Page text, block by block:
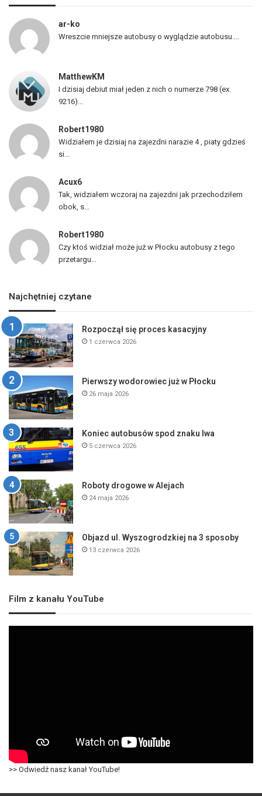
a
o
j
w
ar-ko
Wreszcie mniejsze autobusy o wyglądzie autobusu....
MatthewKM
I dzisiaj debiut miał jeden z nich o numerze 798 (ex.
9216)...
Robert1980
Widziałem je dzisiaj na zajezdni narazie 4 , piaty gdzieś
si...
Acux6
Tak, widziałem wczoraj na zajezdni jak przechodziłem
obok, s...
Robert1980
Czy ktoś widział może już w Płocku autobusy z tego
przetargu...
Najchętniej czytane
Rozpoczął się proces kasacyjny
1 czerwca 2026
Pierwszy wodorowiec już w Płocku
26 maja 2026
Koniec autobusów spod znaku lwa
5 czerwca 2026
Roboty drogowe w Alejach
24 maja 2026
Objazd ul. Wyszogrodzkiej na 3 sposoby
13 czerwca 2026
Film z kanału YouTube
>> Odwiedź nasz kanał YouTube!